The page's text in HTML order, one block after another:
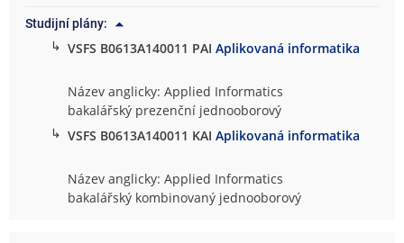
Studijní plány:
↳ VSFS B0613A140011 PAIAplikovaná informatika
Název anglicky: Applied Informatics
bakalářský prezenční jednooborový
↳ VSFS B0613A140011 KAIAplikovaná informatika
Název anglicky: Applied Informatics
bakalářský kombinovaný jednooborový